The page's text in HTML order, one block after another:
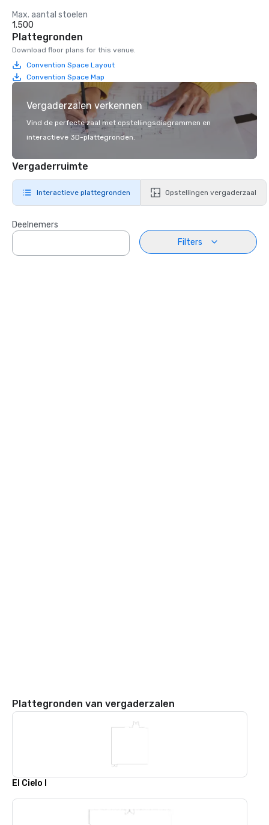
Max. aantal stoelen
1.500
Plattegronden
Download floor plans for this venue.
Convention Space Layout
Convention Space Map
Vergaderzalen verkennen
Vind de perfecte zaal met opstellingsdiagrammen en
interactieve 3D-plattegronden.
Vergaderruimte
Interactieve plattegronden Opstellingen vergaderzaal
Deelnemers
Filters
Plattegronden van vergaderzalen
El Cielo I